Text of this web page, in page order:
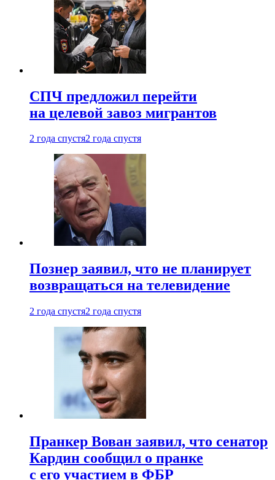
СПЧ предложил перейти
на целевой завоз мигрантов
2 года спустя2 года спустя
Познер заявил, что не планирует
возвращаться на телевидение
2 года спустя2 года спустя
Пранкер Вован заявил, что сенатор
Кардин сообщил о пранке
с его участием в ФБР